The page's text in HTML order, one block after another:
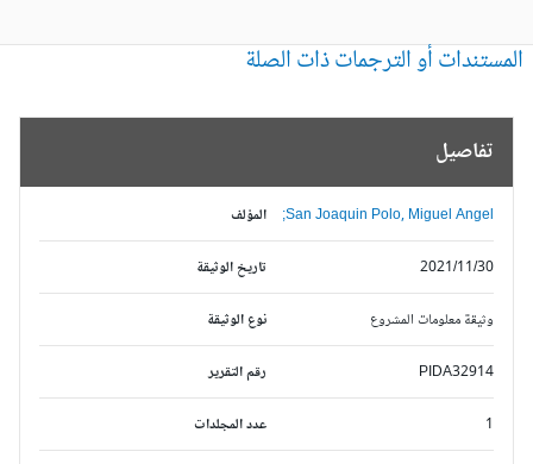
أو الترجمات ذات الصلة
تفاصيل
المؤلف San Joaquin Polo, Miguel Angel;
تاريخ الوثيقة 2021/11/30
نوع الوثيقة وثيقة معلومات المشروع
رقم التقرير PIDA32914
عدد المجلدات